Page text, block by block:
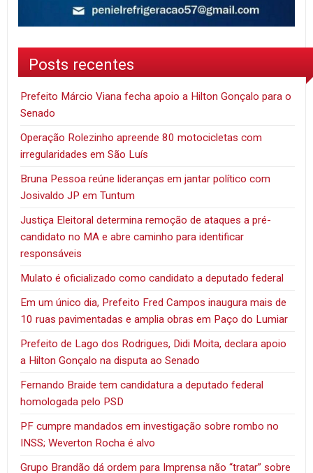
Posts recentes
Prefeito Márcio Viana fecha apoio a Hilton Gonçalo para o
Senado
Operação Rolezinho apreende 80 motocicletas com
irregularidades em São Luís
Bruna Pessoa reúne lideranças em jantar político com
Josivaldo JP em Tuntum
Justiça Eleitoral determina remoção de ataques a pré-
candidato no MA e abre caminho para identificar
responsáveis
Mulato é oficializado como candidato a deputado federal
Em um único dia, Prefeito Fred Campos inaugura mais de
10 ruas pavimentadas e amplia obras em Paço do Lumiar
Prefeito de Lago dos Rodrigues, Didi Moita, declara apoio
a Hilton Gonçalo na disputa ao Senado
Fernando Braide tem candidatura a deputado federal
homologada pelo PSD
PF cumpre mandados em investigação sobre rombo no
INSS; Weverton Rocha é alvo
Grupo Brandão dá ordem para Imprensa não “tratar” sobre